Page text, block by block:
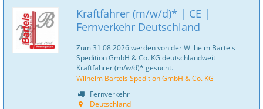
Kraftfahrer (m/w/d)* | CE |
Fernverkehr Deutschland
Zum 31.08.2026 werden von der Wilhelm Bartels
Spedition GmbH & Co. KG deutschlandweit
Kraftfahrer (m/w/d)* gesucht.
Wilhelm Bartels Spedition GmbH & Co. KG
Fernverkehr
Deutschland